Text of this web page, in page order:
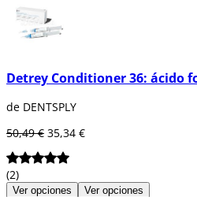
Detrey Conditioner 36: ácido
de DENTSPLY
50,49 € 35,34 €
(2)
Ver opciones Ver opciones